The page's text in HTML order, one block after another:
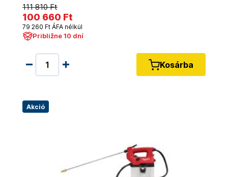
111 810 Ft
100 660 Ft
79 260 Ft ÁFA nélkül
Približne 10 dní
Kosárba
Akció